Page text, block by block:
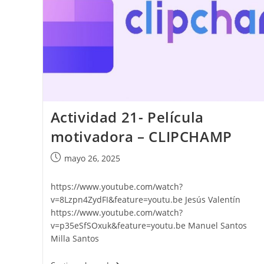
Actividad 21- Película
motivadora – CLIPCHAMP
Publicación
la
entrada:
mayo 26, 2025
https://www.youtube.com/watch?
v=8Lzpn4ZydFI&feature=youtu.be Jesús Valentín
https://www.youtube.com/watch?
v=p35eSfSOxuk&feature=youtu.be Manuel Santos
Milla Santos